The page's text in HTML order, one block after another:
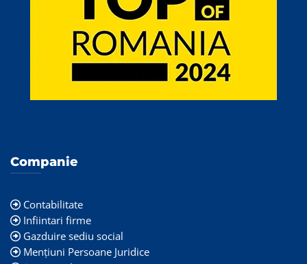
Companie
Contabilitate
Infiintari firme
Gazduire sediu social
Mențiuni Persoane Juridice